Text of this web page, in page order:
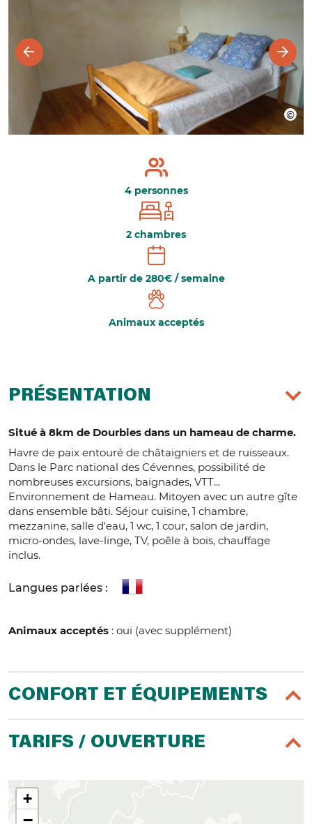
4 personnes
2 chambres
A partir de 280€ / semaine
Animaux acceptés
PRÉSENTATION
Situé à 8km de Dourbies dans un hameau de charme.
Havre de paix entouré de châtaigniers et de ruisseaux.
Dans le Parc national des Cévennes, possibilité de
nombreuses excursions, baignades, VTT...
Environnement de Hameau. Mitoyen avec un autre gîte
dans ensemble bâti. Séjour cuisine, 1 chambre,
mezzanine, salle d'eau, 1 wc, 1 cour, salon de jardin,
micro-ondes, lave-linge, TV, poêle à bois, chauffage
inclus.
Langues parlées :
Animaux acceptés : oui (avec supplément)
CONFORT ET ÉQUIPEMENTS
TARIFS / OUVERTURE
+
−